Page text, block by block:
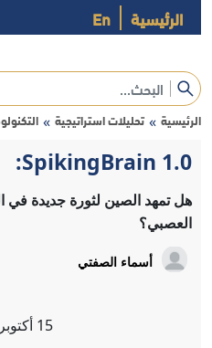
الرئيسية En
الرئيسية » تحليلات استراتيجية »
SpikingBrain 1.0:
هل تمهد الصين لثورة جديدة في
العصبي؟
أسماء الصفتي
15 أكتوبر